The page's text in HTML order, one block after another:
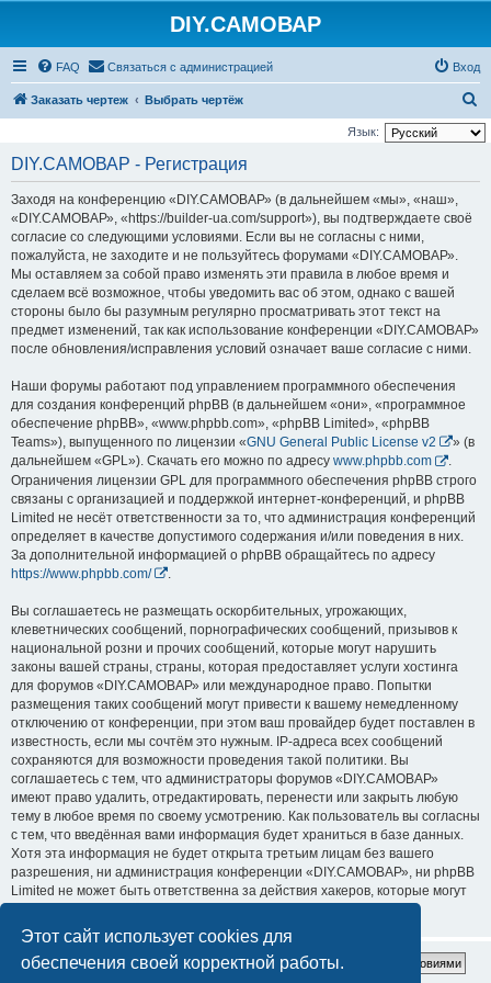
Этот сайт использует cookies для
обеспечения своей корректной работы.
DIY.САМОВАР
FAQ Связаться с администрацией Вход
Заказать чертеж Выбрать чертёж
о
Язык:
DIY.САМОВАР - Регистрация
Заходя на конференцию «DIY.САМОВАР» (в дальнейшем «мы», «наш»,
«DIY.САМОВАР», «https://builder-ua.com/support»), вы подтверждаете своё
согласие со следующими условиями. Если вы не согласны с ними,
пожалуйста, не заходите и не пользуйтесь форумами «DIY.САМОВАР».
Мы оставляем за собой право изменять эти правила в любое время и
сделаем всё возможное, чтобы уведомить вас об этом, однако с вашей
стороны было бы разумным регулярно просматривать этот текст на
предмет изменений, так как использование конференции «DIY.САМОВАР»
после обновления/исправления условий означает ваше согласие с ними.
Наши форумы работают под управлением программного обеспечения
для создания конференций phpBB (в дальнейшем «они», «программное
обеспечение phpBB», «www.phpbb.com», «phpBB Limited», «phpBB
Teams»), выпущенного по лицензии «GNU General Public License v2
» (в
дальнейшем «GPL»). Скачать его можно по адресу www.phpbb.com
.
Ограничения лицензии GPL для программного обеспечения phpBB строго
связаны с организацией и поддержкой интернет-конференций, и phpBB
Limited не несёт ответственности за то, что администрация конференций
определяет в качестве допустимого содержания и/или поведения в них.
За дополнительной информацией о phpBB обращайтесь по адресу
https://www.phpbb.com/
Вы соглашаетесь не размещать оскорбительных, угрожающих,
клеветнических сообщений, порнографических сообщений, призывов к
национальной розни и прочих сообщений, которые могут нарушить
законы вашей страны, страны, которая предоставляет услуги хостинга
для форумов «DIY.САМОВАР» или международное право. Попытки
размещения таких сообщений могут привести к вашему немедленному
отключению от конференции, при этом ваш провайдер будет поставлен в
известность, если мы сочтём это нужным. IP-адреса всех сообщений
сохраняются для возможности проведения такой политики. Вы
соглашаетесь с тем, что администраторы форумов «DIY.САМОВАР»
имеют право удалить, отредактировать, перенести или закрыть любую
тему в любое время по своему усмотрению. Как пользователь вы согласны
с тем, что введённая вами информация будет храниться в базе данных.
Хотя эта информация не будет открыта третьим лицам без вашего
разрешения, ни администрация конференции «DIY.САМОВАР», ни phpBB
Limited не может быть ответственна за действия хакеров, которые могут